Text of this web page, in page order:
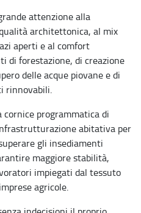
attenzione alla
architettonica, al mix
aperti e al comfort
di forestazione, di creazione
delle acque piovane e di
rinnovabili.
programmatica di
abitativa per
gli insediamenti
maggiore stabilità,
impiegati dal tessuto
agricole.